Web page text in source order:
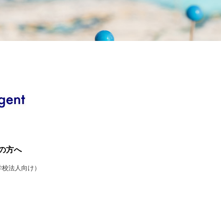
方へ
法人向け）